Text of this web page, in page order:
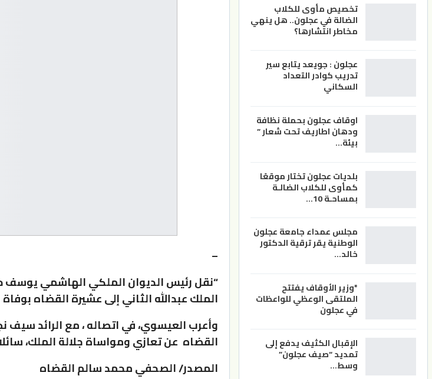
–
“نقل رئيس الديوان الملكي الهاشمي يوسف
الملك عبدالله الثاني إلى عشيرة القضاه
وأعرب العيسوي، في اتصاله ، مع الرائد سيف
القضاه عن تعازي ومواساة جلالة الملك،
المصدر/ الصحفي محمد سالم القضاه
تخصيص مأوى للكلاب
الضالة في عجلون.. هل ينهي
مخاطر انتشارها؟
عجلون : جويعد يتابع سير
تدريب كوادر التعداد
السكاني
اوقاف عجلون بحملة نظافة
ودهان اطاريف تحت شعار ”
بيئة…
بلديات عجلون تختار موقعًا
كمأوى للكلاب الضالـة
بمساحـة 10…
مجلس عمداء جامعة عجلون
الوطنية يقر ترقية الدكتور
خالد…
*وزير الأوقاف يفتتح
الملتقى الوعظي للواعظات
في عجلون
الإقبال الكثيف يدفع إلى
تمديد “صيف عجلون”
وسط…